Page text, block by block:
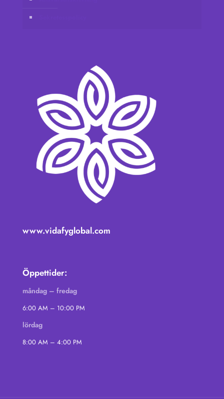
www.vidafyglobal.com
Öppettider:
måndag – fredag
6:00 AM – 10:00 PM
lördag
8:00 AM – 4:00 PM